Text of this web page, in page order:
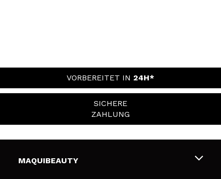
VORBEREITET IN 24H*
SICHERE
ZAHLUNG
MAQUIBEAUTY